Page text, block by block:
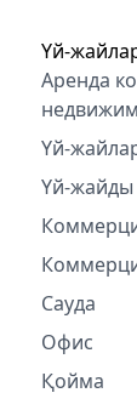
Үй-
Аренда
Үй-
Үй-жайды
Сауда
Офис
Қойма